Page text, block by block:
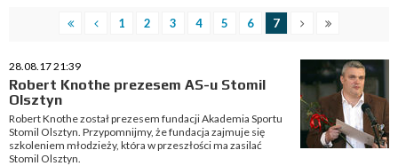
1 2 3 4 5 6 7
28.08.17 21:39
Robert Knothe prezesem AS-u Stomil
Olsztyn
Robert Knothe został prezesem fundacji Akademia Sportu
Stomil Olsztyn. Przypomnijmy, że fundacja zajmuje się
szkoleniem młodzieży, która w przeszłości ma zasilać
Stomil Olsztyn.